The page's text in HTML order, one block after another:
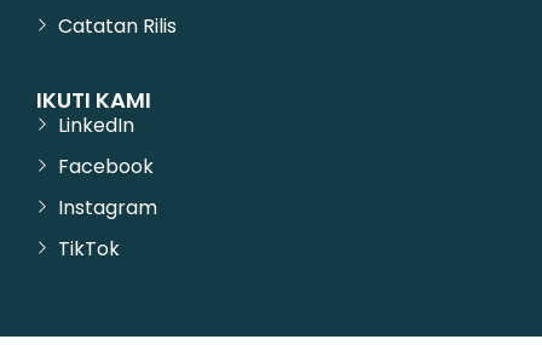
Catatan Rilis
IKUTI KAMI
LinkedIn
Facebook
Instagram
TikTok